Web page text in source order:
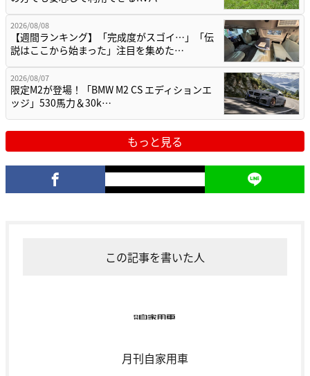
2026/08/08
【週間ランキング】「完成度がスゴイ…」「伝
説はここから始まった」注目を集めた…
2026/08/07
限定M2が登場！「BMW M2 CS エディションエ
ッジ」530馬力＆30k…
もっと見る
この記事を書いた人
月刊自家用車